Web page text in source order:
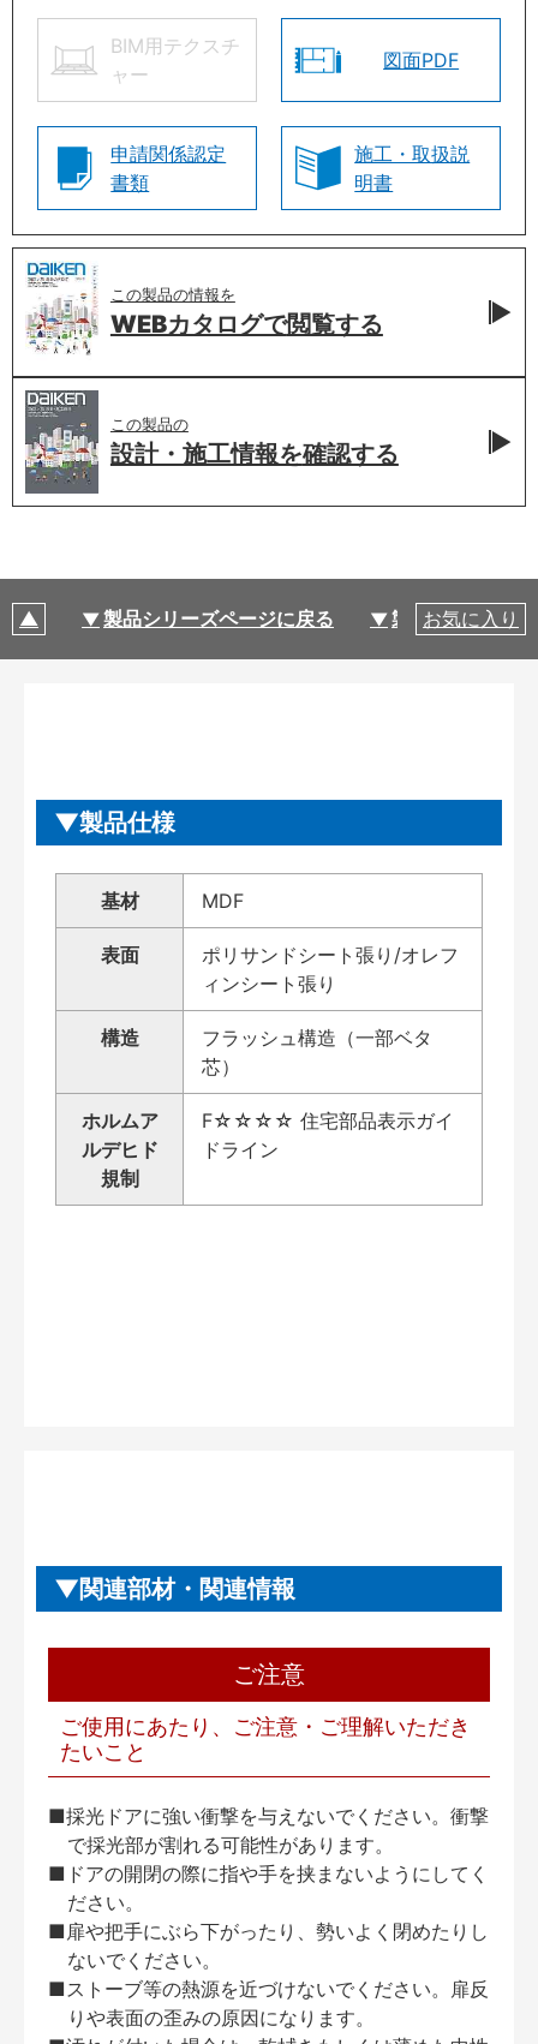
BIM用テクスチ
ャー
図面PDF
申請関係認定
書類
施工・取扱説
明書
この製品の情報を
WEBカタログで閲覧する
この製品の
設計・施工情報を確認する
製品シリーズページに戻る 製品仕様
お気に入り
製品仕様
基材 MDF
表面
ポリサンドシート張り/オレフ
ィンシート張り
構造
フラッシュ構造（一部ベタ
芯）
ホルムア
ルデヒド
規制
F☆☆☆☆ 住宅部品表示ガイ
ドライン
関連部材・関連情報
ご注意
ご使用にあたり、ご注意・ご理解いただき
たいこと
■採光ドアに強い衝撃を与えないでください。衝撃
で採光部が割れる可能性があります。
■ドアの開閉の際に指や手を挟まないようにしてく
ださい。
■扉や把手にぶら下がったり、勢いよく閉めたりし
ないでください。
■ストーブ等の熱源を近づけないでください。扉反
りや表面の歪みの原因になります。